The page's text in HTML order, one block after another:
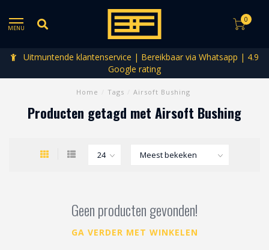
MENU
0
Uitmuntende klantenservice | Bereikbaar via Whatsapp | 4.9
Google rating
Home Tags Airsoft Bushing
Producten getagd met Airsoft Bushing
Geen producten gevonden!
GA VERDER MET WINKELEN